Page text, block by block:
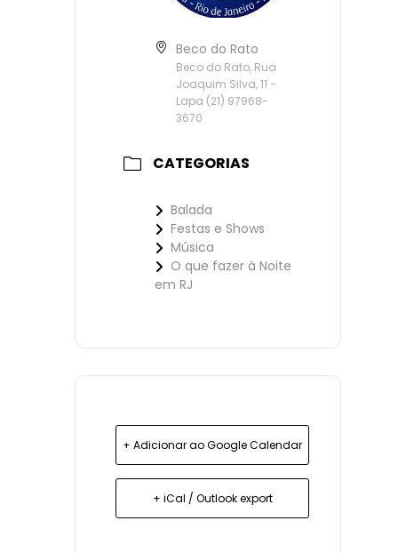
Beco do Rato
Beco do Rato, Rua
Joaquim Silva, 11 -
Lapa (21) 97968-
3670
CATEGORIAS
Balada
Festas e Shows
Música
O que fazer à Noite
em RJ
+ Adicionar ao Google Calendar
+ iCal / Outlook export